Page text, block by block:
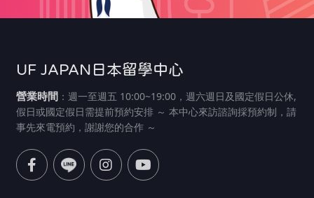
UF JAPAN日本留學中心
營業時間：週一至週五 10:00~19:00，週六週日及國定假日公休,
假日或國定假日需提前預約安排 ～ 本中心來訪諮詢採預約制，請
事先來電預約，謝謝您的合作 ～